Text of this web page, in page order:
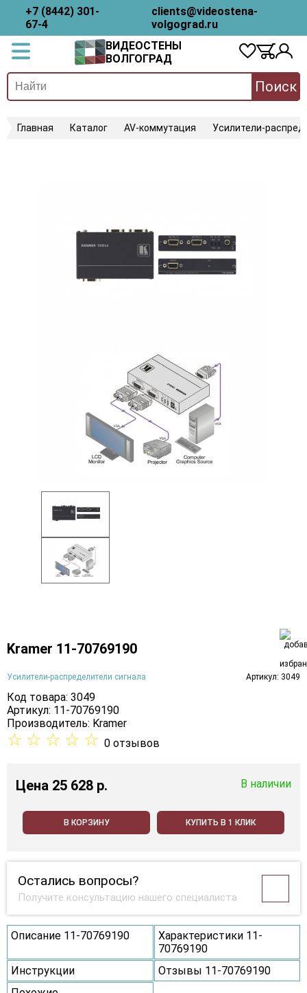
+7 (8442) 301-
67-4
clients@videostena-
volgograd.ru
ВИДЕОСТЕНЫ
ВОЛГОГРАД
Поиск
Главная Каталог AV-коммутация Усилители-
Kramer 11-70769190
Усилители-распределители сигнала Артикул: 3049
Код товара: 3049
Артикул: 11-70769190
Производитель: Kramer
☆ ☆ ☆ ☆ ☆ 0 отзывов
Цена 25 628 p. В наличии
В КОРЗИНУ КУПИТЬ В 1 КЛИК
Остались вопросы?
Получите консультацию нашего специалиста
Описание 11-70769190
Характеристики 11-
70769190
Инструкции
Отзывы 11-70769190